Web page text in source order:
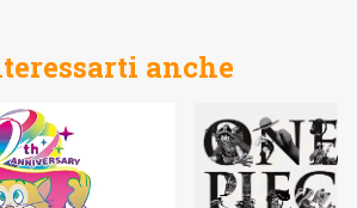
anche